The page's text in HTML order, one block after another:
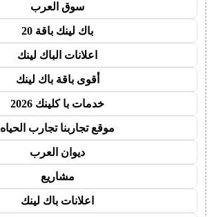
سوق العرب
باك لينك باقة 20
اعلانات الباك لينك
أقوى باقة باك لينك
خدمات با كلينك 2026
موقع تجاربنا تجارب الحياه
ديوان العرب
مشاريع
اعلانات باك لينك